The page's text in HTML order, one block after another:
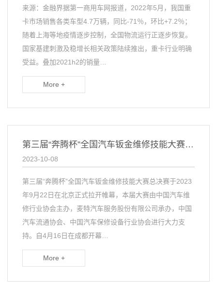
来源：金融界据第一商用车网报道，2022年5月，我国重
卡市场销售各类车型4.7万辆，同比-71％，环比+7.2％；
随着上海等地疫情逐步控制，全国物流运行正逐步恢复。
国家基建刺激及稳增长相关政策陆续推出，重卡行业明确
受益。叠加2021h2的销量…
More +
第三届“奔腾杯”全国汽车钣金维修技能大赛总决赛正式开赛
2023-10-08
第三届“奔腾杯”全国汽车钣金维修技能大赛总决赛于2023
年9月22日在北京正式拉开帷幕，本届大赛由中国汽车维
修行业协会主办，麦特汽车服务股份有限公司承办，中国
汽车流通协会、中国汽车保修设备行业协会进行大力支
持。自4月16日在成都开幕…
More +